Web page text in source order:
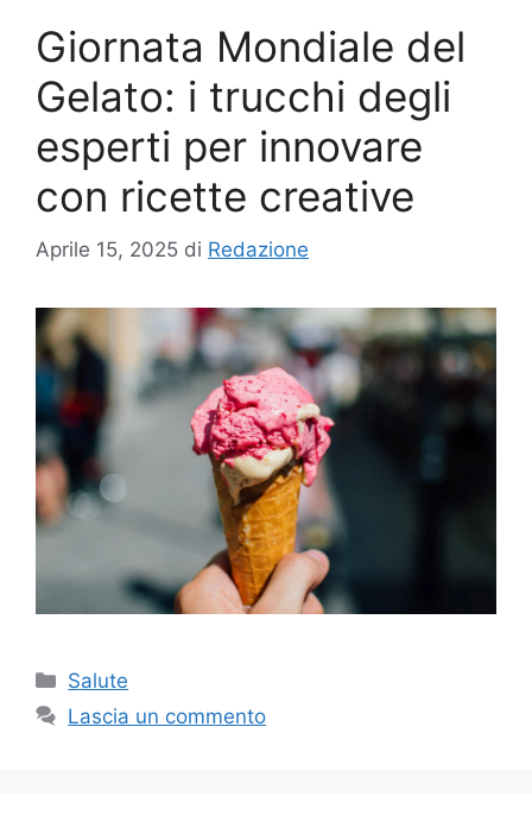
Giornata Mondiale del
Gelato: i trucchi degli
esperti per innovare
con ricette creative
Aprile 15, 2025 di Redazione
Categorie
Salute
Lascia un commento